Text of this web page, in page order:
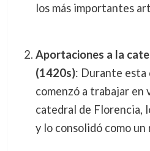
los más importantes
Aportaciones a la
(1420s): Durante esta
comenzó a trabajar en
catedral de Florencia,
y lo consolidó como